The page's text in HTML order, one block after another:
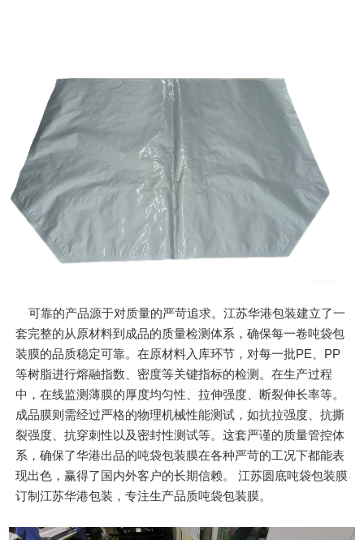
可靠的产品源于对质量的严苛追求。江苏华港包装建立了一
套完整的从原材料到成品的质量检测体系，确保每一卷吨袋包
装膜的品质稳定可靠。在原材料入库环节，对每一批PE、PP
等树脂进行熔融指数、密度等关键指标的检测。在生产过程
中，在线监测薄膜的厚度均匀性、拉伸强度、断裂伸长率等。
成品膜则需经过严格的物理机械性能测试，如抗拉强度、抗撕
裂强度、抗穿刺性以及密封性测试等。这套严谨的质量管控体
系，确保了华港出品的吨袋包装膜在各种严苛的工况下都能表
现出色，赢得了国内外客户的长期信赖。 江苏圆底吨袋包装膜
订制江苏华港包装，专注生产品质吨袋包装膜。